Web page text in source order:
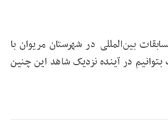
بین‌المللی در شهرستان مریوان با
در آینده نزدیک شاهد این چنین